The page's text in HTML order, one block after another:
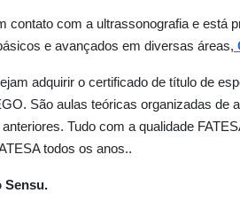
contato com a ultrassonografia e está
e avançados em diversas áreas,
adquirir o certificado de título de
São aulas teóricas organizadas de
Tudo com a qualidade
todos os anos..
Sensu.